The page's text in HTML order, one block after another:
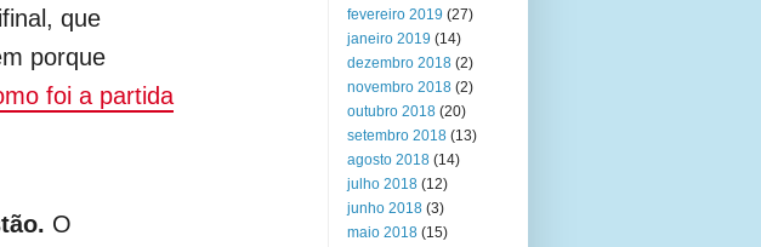
que
porque
foi a partida
O
fevereiro 2019 (27)
janeiro 2019 (14)
dezembro 2018 (2)
novembro 2018 (2)
outubro 2018 (20)
setembro 2018 (13)
agosto 2018 (14)
julho 2018 (12)
junho 2018 (3)
maio 2018 (15)